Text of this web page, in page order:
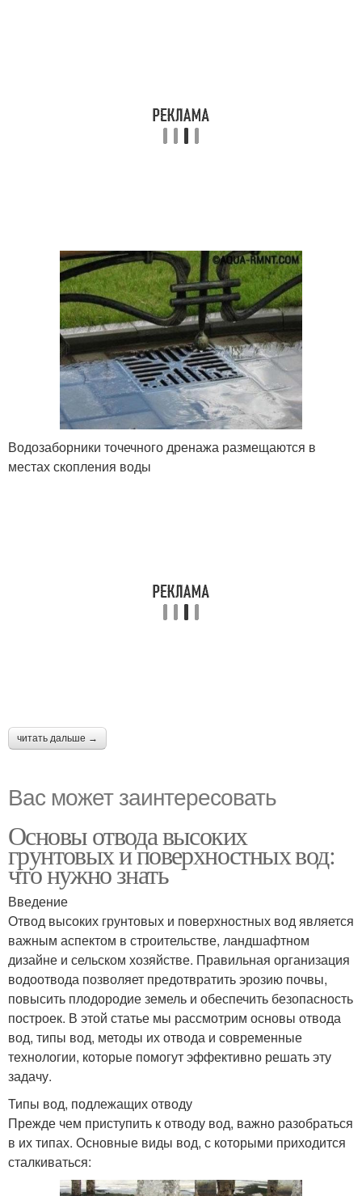
Водозаборники точечного дренажа размещаются в
местах скопления воды
читать дальше →
Вас может заинтересовать
Основы отвода высоких
грунтовых и поверхностных вод:
что нужно знать
Введение
Отвод высоких грунтовых и поверхностных вод является
важным аспектом в строительстве, ландшафтном
дизайне и сельском хозяйстве. Правильная организация
водоотвода позволяет предотвратить эрозию почвы,
повысить плодородие земель и обеспечить безопасность
построек. В этой статье мы рассмотрим основы отвода
вод, типы вод, методы их отвода и современные
технологии, которые помогут эффективно решать эту
задачу.
Типы вод, подлежащих отводу
Прежде чем приступить к отводу вод, важно разобраться
в их типах. Основные виды вод, с которыми приходится
сталкиваться: